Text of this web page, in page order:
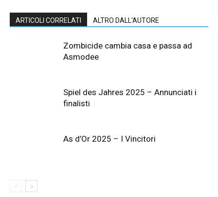
ARTICOLI CORRELATI ALTRO DALL'AUTORE
Zombicide cambia casa e passa ad
Asmodee
Spiel des Jahres 2025 – Annunciati i
finalisti
As d’Or 2025 – I Vincitori